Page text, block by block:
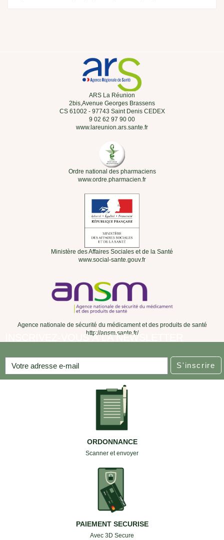
ARS La Réunion
2bis,Avenue Georges Brassens
CS 61002 - 97743 Saint Denis CEDEX
9 02 62 97 90 00
www.lareunion.ars.sante.fr
Ordre national des pharmaciens
www.ordre.pharmacien.fr
Ministère des Affaires Sociales et de la Santé
www.social-sante.gouv.fr
Agence nationale de sécurité du médicament et des produits de santé
http://ansm.sante.fr/
INSCRIVEZ-VOUS À LA NEWSLETTER
S'inscrire
ORDONNANCE
Scanner et envoyer
PAIEMENT SECURISE
Avec 3D Secure